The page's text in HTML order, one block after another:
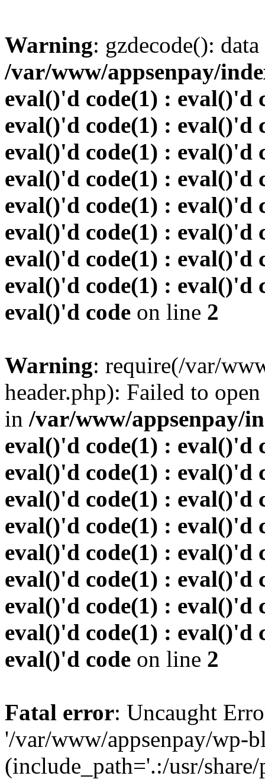
Warning: gzdecode():
/var/www/appsenpay/
eval()'d code(1) : eval()'d
eval()'d code(1) : eval()'d
eval()'d code(1) : eval()'d
eval()'d code(1) : eval()'d
eval()'d code(1) : eval()'d
eval()'d code(1) : eval()'d
eval()'d code(1) : eval()'d
eval()'d code(1) : eval()'d
eval()'d code on line 2
Warning: require(/var/
header.php): Failed to
in /var/www/appsenpay/
eval()'d code(1) : eval()'d
eval()'d code(1) : eval()'d
eval()'d code(1) : eval()'d
eval()'d code(1) : eval()'d
eval()'d code(1) : eval()'d
eval()'d code(1) : eval()'d
eval()'d code(1) : eval()'d
eval()'d code(1) : eval()'d
eval()'d code on line 2
Fatal error: Uncaught
'/var/www/appsenpay/wp-
(include_path='.:/usr/